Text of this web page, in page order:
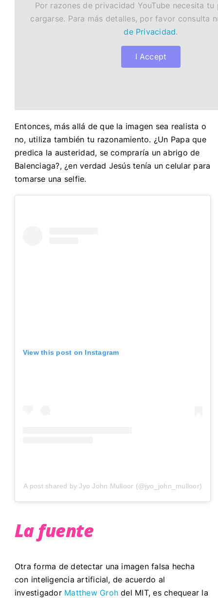
Por razones de privacidad YouTube necesita tu
cargarse. Para más detalles, por favor consulta
de Privacidad.
I Accept
Entonces, más allá de que la imagen sea realista o
no, utiliza también tu razonamiento. ¿Un Papa que
predica la austeridad, se compraría un abrigo de
Balenciaga?, ¿en verdad Jesús tenía un celular para
tomarse una selfie.
View this post on Instagram
A post shared by Jyo John Mulloor (@jyo_john_mulloor)
La fuente
Otra forma de detectar una imagen falsa hecha
con inteligencia artificial, de acuerdo al
investigador Matthew Groh del MIT, es chequear la